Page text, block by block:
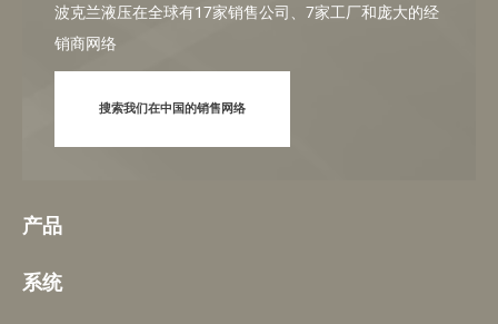
波克兰液压在全球有17家销售公司、7家工厂和庞大的经
销商网络
搜索我们在中国的销售网络
产品
系统